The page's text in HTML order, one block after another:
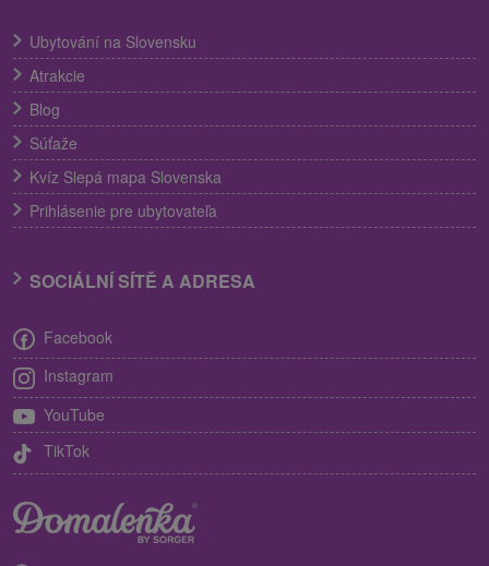
Ubytování na Slovensku
Atrakcie
Blog
Súťaže
Kvíz Slepá mapa Slovenska
Prihlásenie pre ubytovateľa
SOCIÁLNÍ SÍTĚ A ADRESA
Facebook
Instagram
YouTube
TikTok